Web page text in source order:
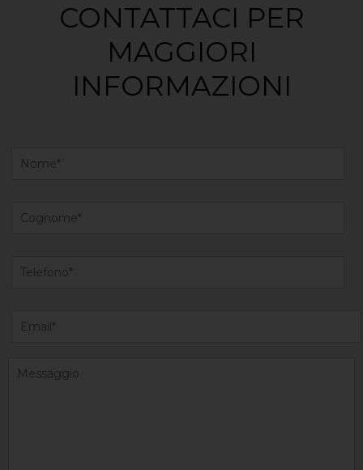
CONTATTACI PER
MAGGIORI
INFORMAZIONI